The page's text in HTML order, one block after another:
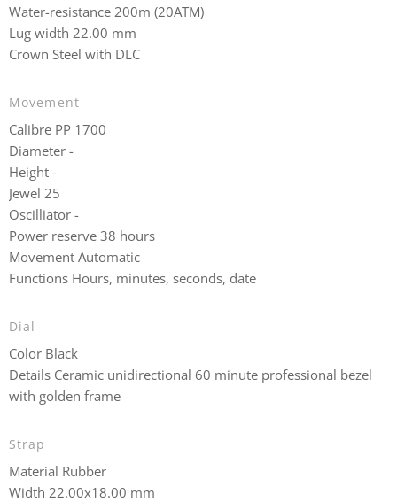
Water-resistance 200m (20ATM)
Lug width 22.00 mm
Crown Steel with DLC
Movement
Calibre PP 1700
Diameter -
Height -
Jewel 25
Oscilliator -
Power reserve 38 hours
Movement Automatic
Functions Hours, minutes, seconds, date
Dial
Color Black
Details Ceramic unidirectional 60 minute professional bezel
with golden frame
Strap
Material Rubber
Width 22.00x18.00 mm